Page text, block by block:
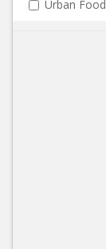
Urban Food